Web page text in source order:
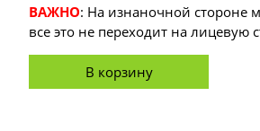
ВАЖНО: На изнаночной стороне
все это не переходит на
В корзину